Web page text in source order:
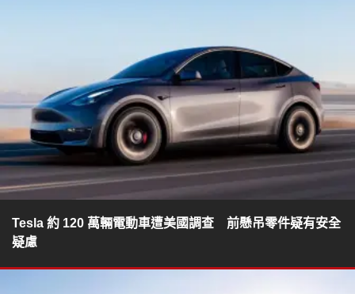
Tesla 約 120 萬輛電動車遭美國調查 前懸吊零件疑有安全
疑慮